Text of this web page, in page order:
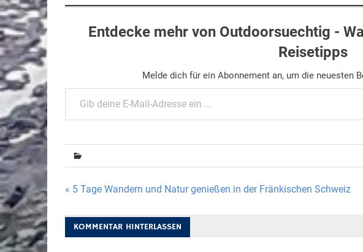
Entdecke mehr von Outdoorsuechtig -
Reisetipps
Melde dich für ein Abonnement an, um die neuesten
Gib deine E-Mail-Adresse ein ...
Beitragsnavigation
« 5 Tage Wandern und Natur genießen in der Fränkischen Schweiz
KOMMENTAR HINTERLASSEN